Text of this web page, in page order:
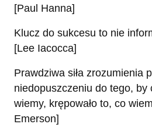
[Paul Hanna]
Klucz do sukcesu to nie
[Lee Iacocca]
Prawdziwa siła zrozumienia
niedopuszczeniu do tego, by
wiemy, krępowało to, co
Emerson]